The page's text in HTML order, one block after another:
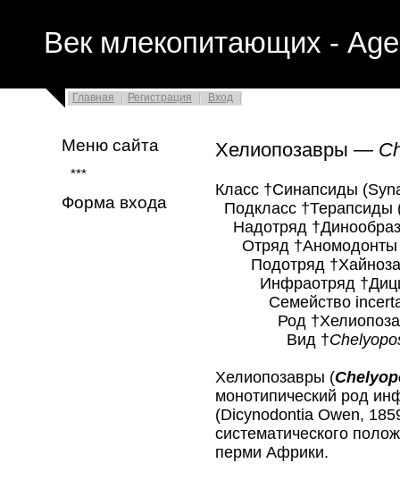
Век млекопитающих -
Главная Регистрация Вход
Меню сайта
***
Форма входа
Хелиопозавры —
Класс †Синапсиды
Подкласс †Терапсиды
Надотряд
Отряд †Аномодонты
Подотряд
Инфраотряд
Семейство
Род
Вид †
Хелиопозавры (
монотипический род
(Dicynodontia Owen,
систематического
перми Африки.